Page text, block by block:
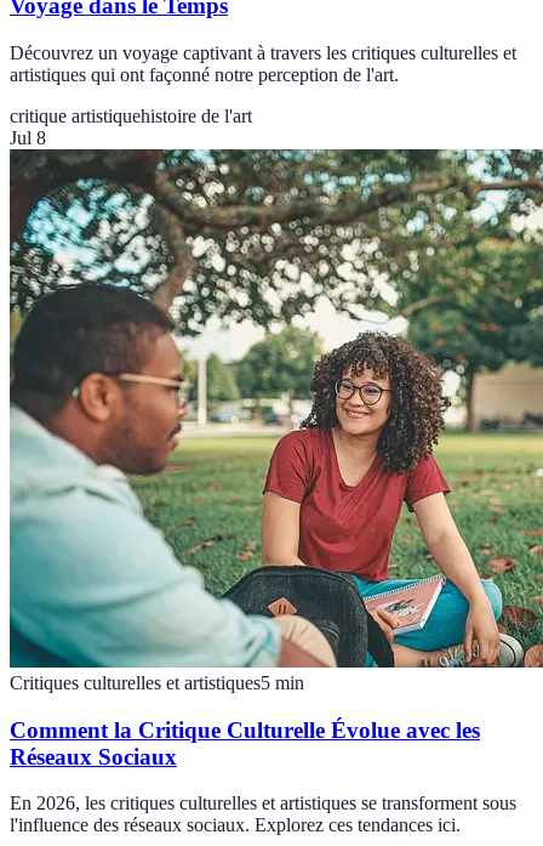
Voyage dans le Temps
Découvrez un voyage captivant à travers les critiques culturelles et
artistiques qui ont façonné notre perception de l'art.
critique artistiquehistoire de l'art
Jul 8
Critiques culturelles et artistiques5 min
Comment la Critique Culturelle Évolue avec les
Réseaux Sociaux
En 2026, les critiques culturelles et artistiques se transforment sous
l'influence des réseaux sociaux. Explorez ces tendances ici.